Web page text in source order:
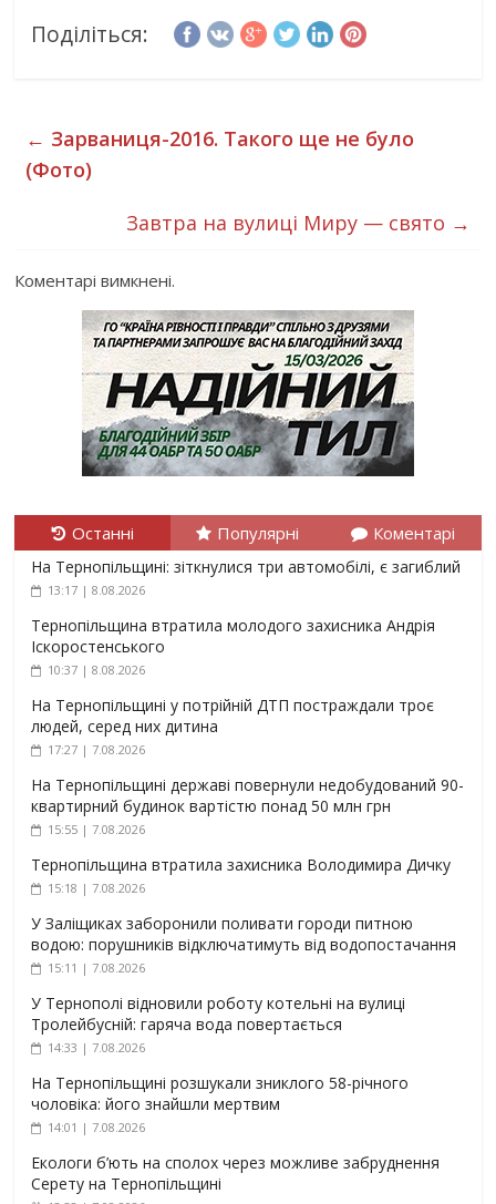
Поділіться:
← Зарваниця-2016. Такого ще не було
(Фото)
Завтра на вулиці Миру — свято →
Коментарі вимкнені.
Останні Популярні Коментарі
На Тернопільщині: зіткнулися три автомобілі, є загиблий
13:17 | 8.08.2026
Тернопільщина втратила молодого захисника Андрія
Іскоростенського
10:37 | 8.08.2026
На Тернопільщині у потрійній ДТП постраждали троє
людей, серед них дитина
17:27 | 7.08.2026
На Тернопільщині державі повернули недобудований 90-
квартирний будинок вартістю понад 50 млн грн
15:55 | 7.08.2026
Тернопільщина втратила захисника Володимира Дичку
15:18 | 7.08.2026
У Заліщиках заборонили поливати городи питною
водою: порушників відключатимуть від водопостачання
15:11 | 7.08.2026
У Тернополі відновили роботу котельні на вулиці
Тролейбусній: гаряча вода повертається
14:33 | 7.08.2026
На Тернопільщині розшукали зниклого 58-річного
чоловіка: його знайшли мертвим
14:01 | 7.08.2026
Екологи б’ють на сполох через можливе забруднення
Серету на Тернопільщині